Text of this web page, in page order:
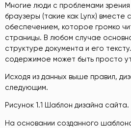
Многие люди с проблемами
браузеры (такие как Lynx) вместе
обеспечением, которое громко
страницы. В любом случае
структуре документа и его
содержимое может быть просто
Исходя из данных выше правил,
следующим.
Рисунок 1.1 Шаблон дизайна сайта.
На основании созданного